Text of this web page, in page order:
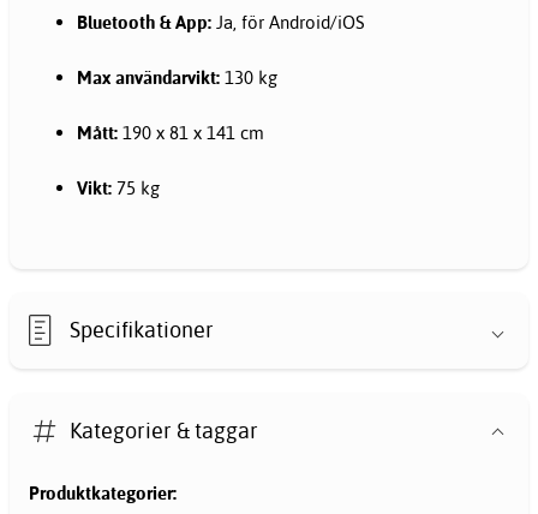
Bluetooth & App: Ja, för Android/iOS
Max användarvikt: 130 kg
Mått: 190 x 81 x 141 cm
Vikt: 75 kg
Specifikationer
Kategorier & taggar
Produktkategorier: